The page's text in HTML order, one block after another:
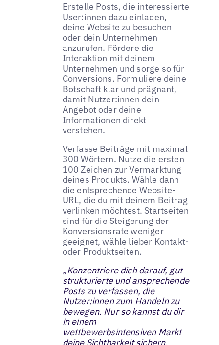
Erstelle Posts, die interessierte
User:innen dazu einladen,
deine Website zu besuchen
oder dein Unternehmen
anzurufen. Fördere die
Interaktion mit deinem
Unternehmen und sorge so für
Conversions. Formuliere deine
Botschaft klar und prägnant,
damit Nutzer:innen dein
Angebot oder deine
Informationen direkt
verstehen.
Verfasse Beiträge mit maximal
300 Wörtern. Nutze die ersten
100 Zeichen zur Vermarktung
deines Produkts. Wähle dann
die entsprechende Website-
URL, die du mit deinem Beitrag
verlinken möchtest. Startseiten
sind für die Steigerung der
Konversionsrate weniger
geeignet, wähle lieber Kontakt-
oder Produktseiten.
„Konzentriere dich darauf, gut
strukturierte und ansprechende
Posts zu verfassen, die
Nutzer:innen zum Handeln zu
bewegen. Nur so kannst du dir
in einem
wettbewerbsintensiven Markt
deine Sichtbarkeit sichern.